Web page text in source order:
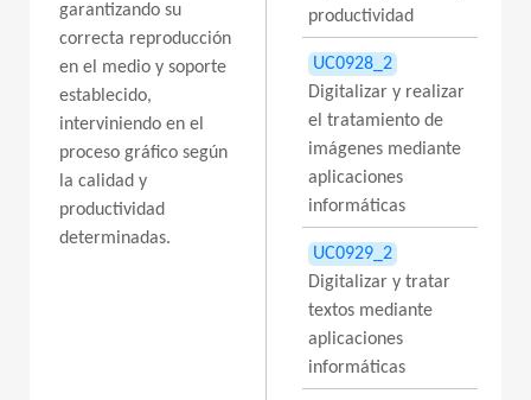
garantizando su
correcta reproducción
en el medio y soporte
establecido,
interviniendo en el
proceso gráfico según
la calidad y
productividad
determinadas.
productividad
UC0928_2
Digitalizar y realizar
el tratamiento de
imágenes mediante
aplicaciones
informáticas
UC0929_2
Digitalizar y tratar
textos mediante
aplicaciones
informáticas